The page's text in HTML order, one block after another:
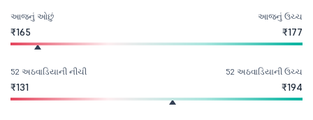
આજનું ઓછું
₹165
આજનું ઉચ્ચ
₹177
52 અઠવાડિયાની નીચી
₹131
52 અઠવાડિયાની ઉચ્ચ
₹194